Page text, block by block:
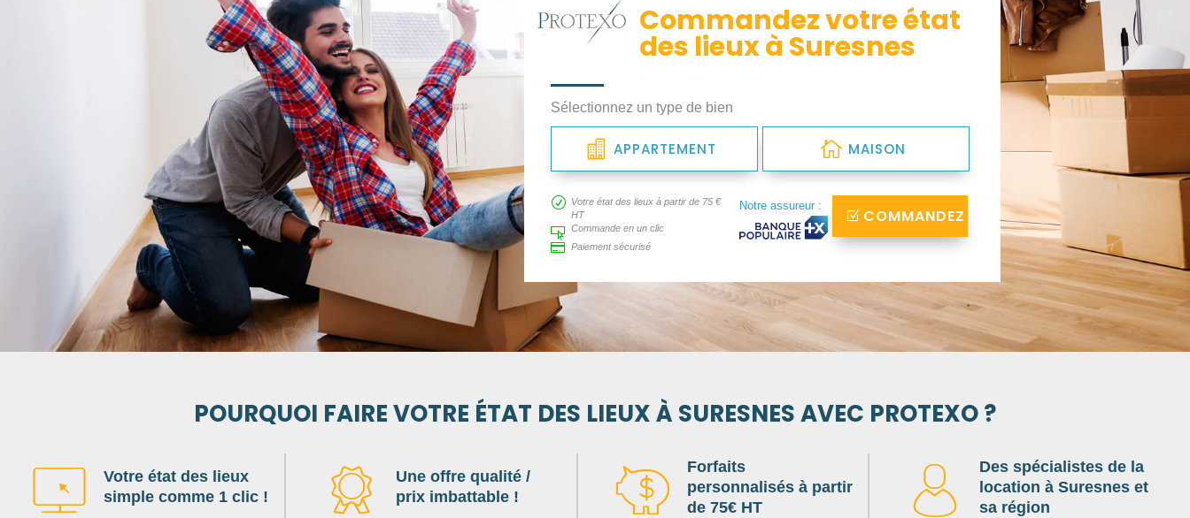
Commandez votre état
des lieux à Suresnes
Sélectionnez un type de bien
APPARTEMENT MAISON
R Votre état des lieux à partir de 75 €
HT
 Commande en un clic
 Paiement sécurisé
Notre assureur :
COMMANDEZ
POURQUOI FAIRE VOTRE ÉTAT DES LIEUX À SURESNES AVEC PROTEXO ?
Votre état des lieux
simple comme 1 clic !
Une offre qualité /
prix imbattable !
Forfaits
personnalisés à partir
de 75€ HT
Des spécialistes de la
location à Suresnes et
sa région